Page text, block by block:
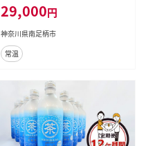
29,000円
神奈川県南足柄市
常温